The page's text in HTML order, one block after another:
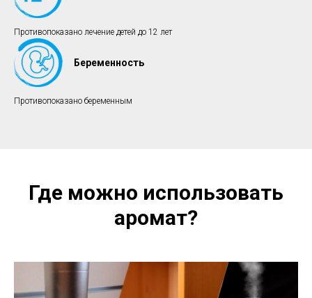
Противопоказано лечение детей до 12 лет
Беременность
Противопоказано беременным
Где можно использовать
аромат?